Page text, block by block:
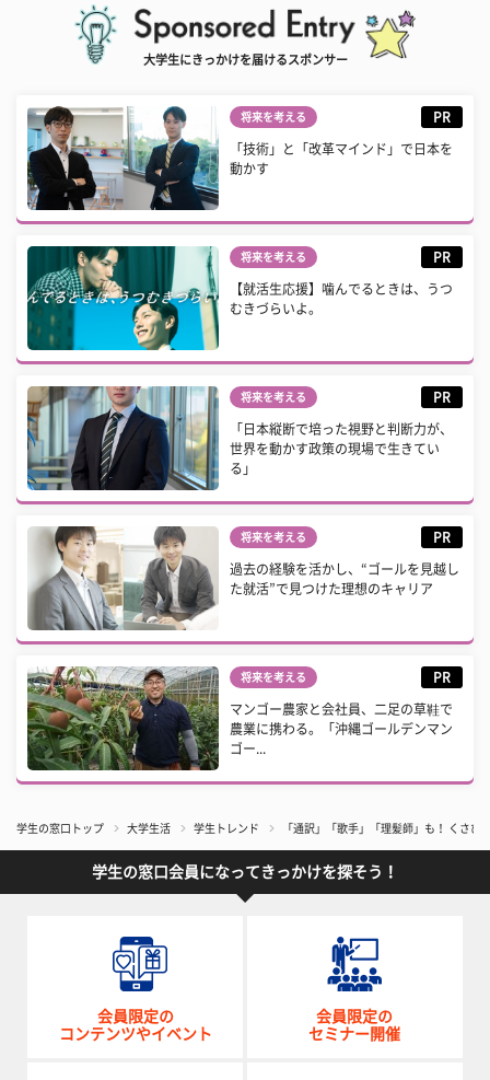
大学生にきっかけを届けるスポンサー
将来を考える PR
「技術」と「改革マインド」で日本を
動かす
将来を考える PR
【就活生応援】噛んでるときは、うつ
むきづらいよ。
将来を考える PR
「日本縦断で培った視野と判断力が、
世界を動かす政策の現場で生きてい
る」
将来を考える PR
過去の経験を活かし、“ゴールを見越し
た就活”で見つけた理想のキャリア
将来を考える PR
マンゴー農家と会社員、二足の草鞋で
農業に携わる。「沖縄ゴールデンマン
ゴー...
学生の窓口トップ 大学生活 学生トレンド 「通訳」「歌手」「理髪師」も！ くさ
学生の窓口会員になってきっかけを探そう！
会員限定の
コンテンツやイベント
会員限定の
セミナー開催